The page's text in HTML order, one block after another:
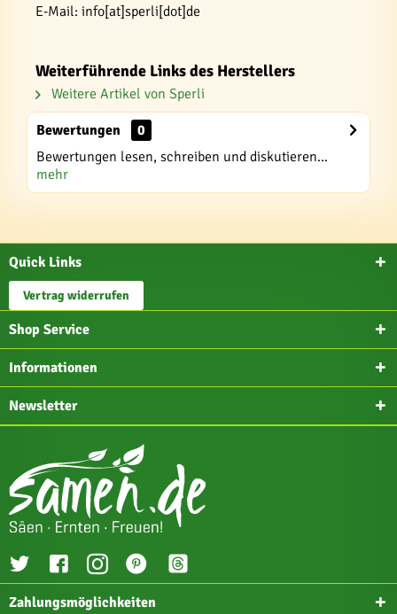
E-Mail: info[at]sperli[dot]de
Weiterführende Links des Herstellers
Weitere Artikel von Sperli
Bewertungen
0
Bewertungen lesen, schreiben und diskutieren...
mehr
Quick Links
Vertrag widerrufen
Shop Service
Informationen
Newsletter
Zahlungsmöglichkeiten